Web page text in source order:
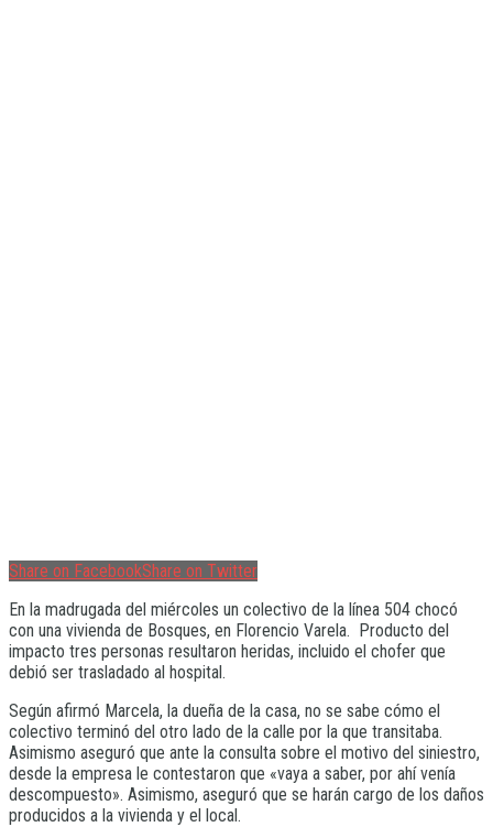
Share on FacebookShare on Twitter
En la madrugada del miércoles un colectivo de la línea 504 chocó
con una vivienda de Bosques, en Florencio Varela. Producto del
impacto tres personas resultaron heridas, incluido el chofer que
debió ser trasladado al hospital.
Según afirmó Marcela, la dueña de la casa, no se sabe cómo el
colectivo terminó del otro lado de la calle por la que transitaba.
Asimismo aseguró que ante la consulta sobre el motivo del siniestro,
desde la empresa le contestaron que «vaya a saber, por ahí venía
descompuesto». Asimismo, aseguró que se harán cargo de los daños
producidos a la vivienda y el local.